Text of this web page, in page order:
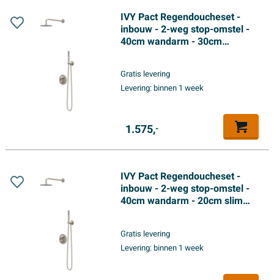
IVY Pact Regendoucheset -
inbouw - 2-weg stop-omstel -
40cm wandarm - 30cm
doucheslang - 3-standen
handdouche - Geborsteld
Gratis levering
Levering:binnen 1 week
1.575,-
IVY Pact Regendoucheset -
inbouw - 2-weg stop-omstel -
40cm wandarm - 20cm slim
doucheslang - satin spray
handdouche - Geborsteld
Gratis levering
Levering:binnen 1 week